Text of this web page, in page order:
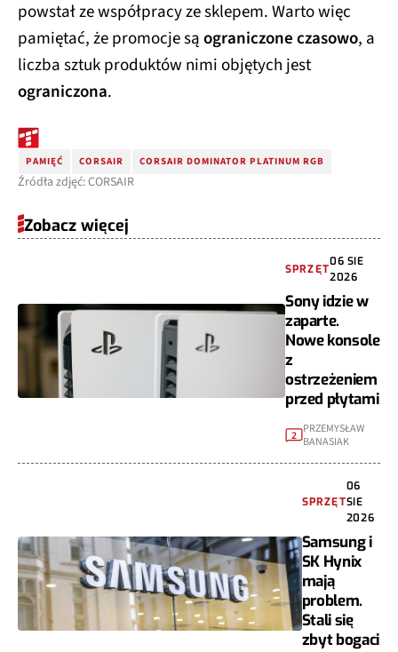
powstał ze współpracy ze sklepem. Warto więc
pamiętać, że promocje sąograniczone czasowo, a
liczba sztuk produktów nimi objętych jest
ograniczona.
PAMIĘĆ CORSAIR CORSAIR DOMINATOR PLATINUM RGB
Źródła zdjęć: CORSAIR
Zobacz więcej
SPRZĘT
06 SIE
2026
Sony idzie w
zaparte.
Nowe konsole
z
ostrzeżeniem
przed płytami
2 PRZEMYSŁAW
BANASIAK
SPRZĘT
06
SIE
2026
Samsung i
SK Hynix
mają
problem.
Stali się
zbyt bogaci